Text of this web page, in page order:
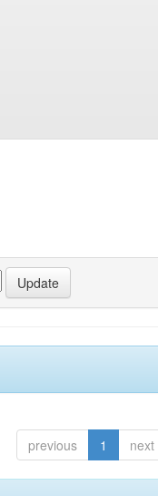
previous 1 next